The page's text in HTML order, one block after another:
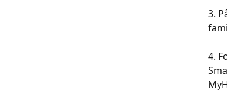
​​​​​3.
​​​​​​​​​​​​4.